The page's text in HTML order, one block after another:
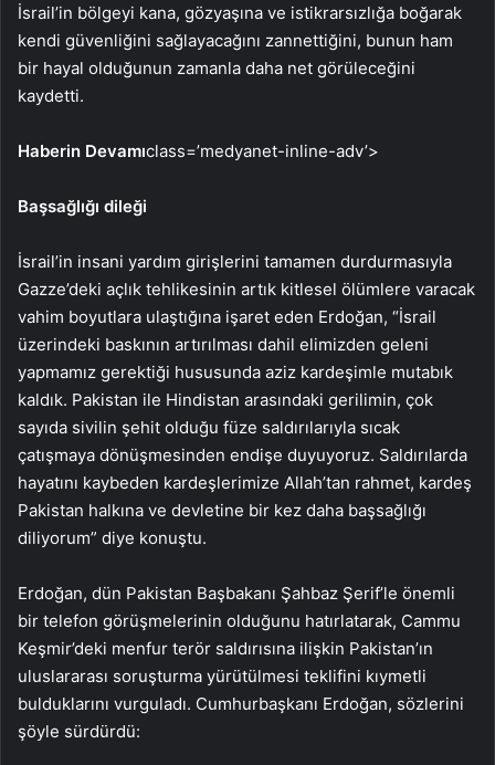
İsrail’in bölgeyi kana, gözyaşına ve istikrarsızlığa boğarak
kendi güvenliğini sağlayacağını zannettiğini, bunun ham
bir hayal olduğunun zamanla daha net görüleceğini
kaydetti.
Haberin Devamıclass=’medyanet-inline-adv’>
Başsağlığı dileği
İsrail’in insani yardım girişlerini tamamen durdurmasıyla
Gazze’deki açlık tehlikesinin artık kitlesel ölümlere varacak
vahim boyutlara ulaştığına işaret eden Erdoğan, “İsrail
üzerindeki baskının artırılması dahil elimizden geleni
yapmamız gerektiği hususunda aziz kardeşimle mutabık
kaldık. Pakistan ile Hindistan arasındaki gerilimin, çok
sayıda sivilin şehit olduğu füze saldırılarıyla sıcak
çatışmaya dönüşmesinden endişe duyuyoruz. Saldırılarda
hayatını kaybeden kardeşlerimize Allah’tan rahmet, kardeş
Pakistan halkına ve devletine bir kez daha başsağlığı
diliyorum” diye konuştu.
Erdoğan, dün Pakistan Başbakanı Şahbaz Şerif’le önemli
bir telefon görüşmelerinin olduğunu hatırlatarak, Cammu
Keşmir’deki menfur terör saldırısına ilişkin Pakistan’ın
uluslararası soruşturma yürütülmesi teklifini kıymetli
bulduklarını vurguladı. Cumhurbaşkanı Erdoğan, sözlerini
şöyle sürdürdü: